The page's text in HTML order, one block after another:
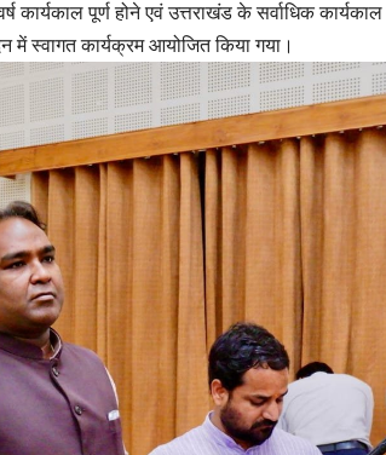
पूर्ण होने एवं उत्तराखंड के सर्वाधिक
स्वागत कार्यक्रम आयोजित किया गया।